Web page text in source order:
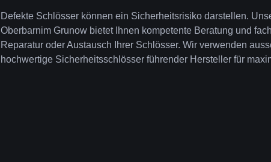
Defekte Schlösser können ein Sicherheitsrisiko darstellen.
Oberbarnim Grunow bietet Ihnen kompetente Beratung und
Reparatur oder Austausch Ihrer Schlösser. Wir verwenden
hochwertige Sicherheitsschlösser führender Hersteller für